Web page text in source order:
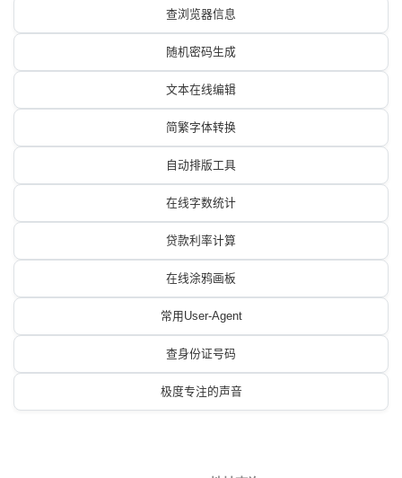
查浏览器信息
随机密码生成
文本在线编辑
简繁字体转换
自动排版工具
在线字数统计
贷款利率计算
在线涂鸦画板
常用User-Agent
查身份证号码
极度专注的声音